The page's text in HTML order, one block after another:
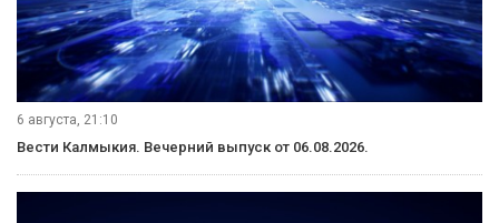
6 августа, 21:10
Вести Калмыкия. Вечерний выпуск от 06.08.2026.